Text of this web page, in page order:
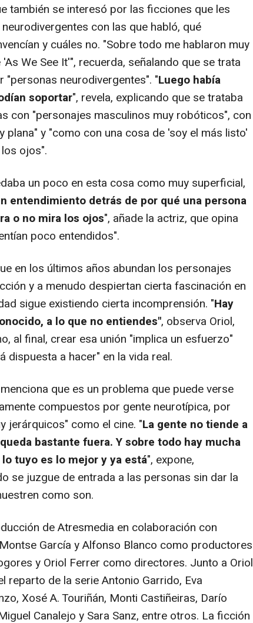
también se interesó por las ficciones que les
con las que habló, qué
y cuáles no. "Sobre todo me hablaron muy
We See It'", recuerda, señalando que se trata
"personas neurodivergentes". "Luego había
soportar", revela, explicando que se trataba
con "personajes masculinos muy robóticos", con
plana" y "como con una cosa de 'soy el más listo'
ojos".
un poco en esta cosa como muy superficial,
entendimiento detrás de por qué una persona
o no mira los ojos", añade la actriz, que opina
poco entendidos".
en los últimos años abundan los personajes
y a menudo despiertan cierta fascinación en
sigue existiendo cierta incomprensión. "Hay
a lo que no entiendes", observa Oriol,
al final, crear esa unión "implica un esfuerzo"
dispuesta a hacer" en la vida real.
que es un problema que puede verse
compuestos por gente neurotípica, por
jerárquicos" como el cine. "La gente no tiende a
bastante fuera. Y sobre todo hay mucha
tuyo es lo mejor y ya está", expone,
se juzgue de entrada a las personas sin dar la
como son.
de Atresmedia en colaboración con
García y Alfonso Blanco como productores
y Oriol Ferrer como directores. Junto a Oriol
reparto de la serie Antonio Garrido, Eva
Xosé A. Touriñán, Monti Castiñeiras, Darío
Canalejo y Sara Sanz, entre otros. La ficción